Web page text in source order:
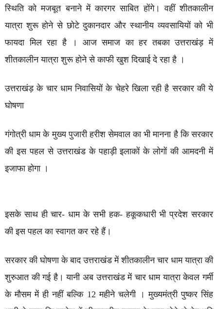
स्थिति को मजबूत बनाने में कारगर साबित होंगे। वहीं शीतकालीन
यात्रा शुरू होने से छोटे दुकानदार और स्थानीय व्यवसायियों को भी
फायदा मिल रहा है । आज समाज का हर तबका उत्तराखंड़ में
शीतकालीन यात्रा शुरू होने से काफी खुश दिखाई दे रहा है ।
उत्तराखंड़ के चार धाम निवासियों के चेहरे खिला रही है सरकार की ये
घोषणा
गंगोत्री धाम के मुख्य पुजारी हरीश सेमवाल का भी मानना है कि सरकार
की इस पहल से उत्तराखंड के पहाड़ी इलाकों के लोगों की आमदनी में
इजाफा होगा ।
इसके साथ ही चार- धाम के सभी हक- हकूकधारी भी प्रदेश सरकार
की इस पहल का स्वागत कर रहे हैं।
सरकार की घोषणा के बाद उत्तराखंड में शीतकालीन चार धाम यात्रा की
शुरुआत की गई है। यानी अब उत्तराखंड में चार धाम यात्रा केवल गर्मी
के मौसम में ही नहीं बल्कि 12 महीने चलेगी । मुख्यमंत्री पुष्कर सिंह